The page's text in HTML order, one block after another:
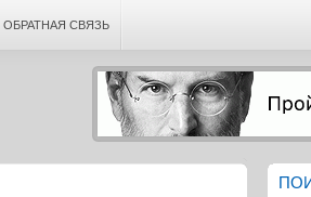
ОБРАТНАЯ СВЯЗЬ